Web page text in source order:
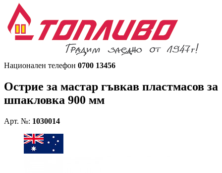
Национален телефон 0700 13456
Острие за мастар гъвкав пластмасов за
шпакловка 900 мм
Арт. №: 1030014